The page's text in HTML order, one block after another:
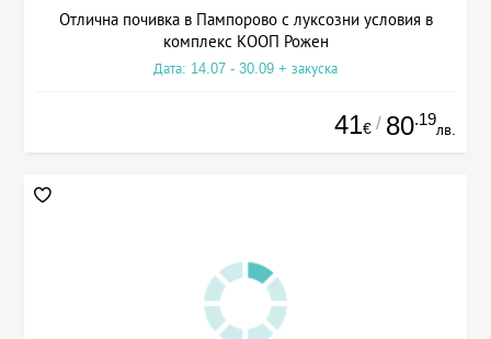
Отлична почивка в Пампорово с луксозни условия в
комплекс КООП Рожен
Дата: 14.07 - 30.09 + закуска
41€ / 80.19
лв.